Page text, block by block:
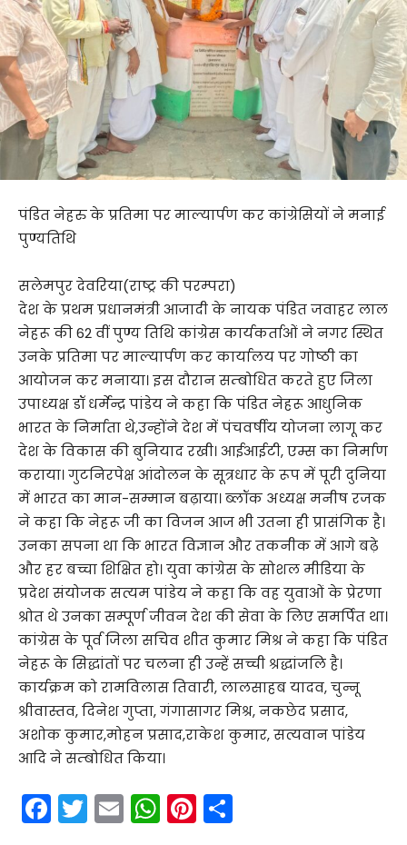
पंडित नेहरु के प्रतिमा पर माल्यार्पण कर कांग्रेसियों ने मनाई
पुण्यतिथि
सलेमपुर देवरिया(राष्ट्र की परम्परा)
देश के प्रथम प्रधानमंत्री आजादी के नायक पंडित जवाहर लाल
नेहरू की 62 वीं पुण्य तिथि कांग्रेस कार्यकर्ताओं ने नगर स्थित
उनके प्रतिमा पर माल्यार्पण कर कार्यालय पर गोष्ठी का
आयोजन कर मनाया। इस दौरान सम्बोधित करते हुए जिला
उपाध्यक्ष डॉ धर्मेन्द्र पांडेय ने कहा कि पंडित नेहरू आधुनिक
भारत के निर्माता थे,उन्होंने देश में पंचवर्षीय योजना लागू कर
देश के विकास की बुनियाद रखी। आईआईटी, एम्स का निर्माण
कराया। गुटनिरपेक्ष आंदोलन के सूत्रधार के रूप में पूरी दुनिया
में भारत का मान-सम्मान बढ़ाया। ब्लॉक अध्यक्ष मनीष रजक
ने कहा कि नेहरू जी का विजन आज भी उतना ही प्रासंगिक है।
उनका सपना था कि भारत विज्ञान और तकनीक में आगे बढ़े
और हर बच्चा शिक्षित हो। युवा कांग्रेस के सोशल मीडिया के
प्रदेश संयोजक सत्यम पांडेय ने कहा कि वह युवाओं के प्रेरणा
श्रोत थे उनका सम्पूर्ण जीवन देश की सेवा के लिए समर्पित था।
कांग्रेस के पूर्व जिला सचिव शीत कुमार मिश्र ने कहा कि पंडित
नेहरू के सिद्धांतों पर चलना ही उन्हें सच्ची श्रद्धांजलि है।
कार्यक्रम को रामविलास तिवारी, लालसाहब यादव, चुन्नू
श्रीवास्तव, दिनेश गुप्ता, गंगासागर मिश्र, नकछेद प्रसाद,
अशोक कुमार,मोहन प्रसाद,राकेश कुमार, सत्यवान पांडेय
आदि ने सम्बोधित किया।
F T E W Pi